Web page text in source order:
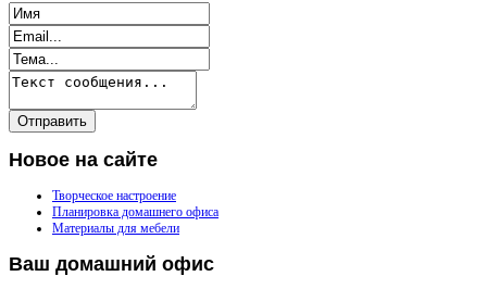
Новое на сайте
Творческое настроение
Планировка домашнего офиса
Материалы для мебели
Ваш домашний офис